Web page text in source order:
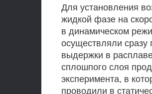
Для установления
жидкой фазе на
в динамическом
осуществляли сразу
выдержки в
сплошпого слоя
эксперимента, в
проводили в